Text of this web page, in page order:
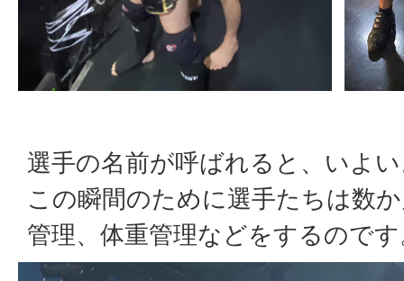
選手の名前が呼ばれると、いよ
この瞬間のために選手たちは数
管理、体重管理などをするので